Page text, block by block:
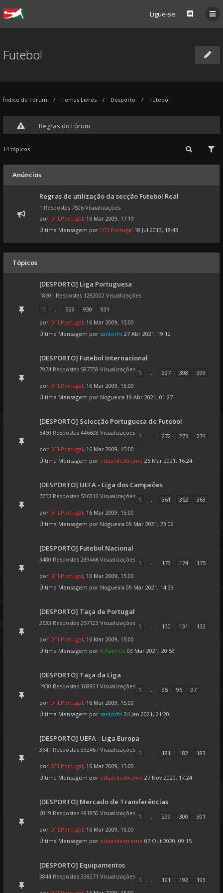
Ligue-se
Futebol
Índice do Fórum Temas Livres Desporto Futebol
Regras do Fórum
14 tópicos
Anúncios
Regras de utilização da secção Futebol Real
1 Respostas 7506 Visualizações
por DTLPortugal, 16 Mar 2009, 17:19
Última Mensagem por DTLPortugal 18 Jul 2013, 18:43
Tópicos
[DESPORTO] Liga Portuguesa
18601 Respostas 1282002 Visualizações
1
... 929 930
931
por DTLPortugal, 16 Mar 2009, 15:00
Última Mensagem por santorfo 27 Abr 2021, 19:12
[DESPORTO] Futebol Internacional
7974 Respostas 587759 Visualizações 1 ... 397 398
399
por DTLPortugal, 16 Mar 2009, 15:00
Última Mensagem por Nogueira 19 Abr 2021, 01:27
[DESPORTO] Selecção Portuguesa de Futebol
5460 Respostas 446608 Visualizações 1 ... 272 273
274
por DTLPortugal, 16 Mar 2009, 15:00
Última Mensagem por eduardextreme 25 Mar 2021, 16:24
[DESPORTO] UEFA - Liga dos Campeões
7253 Respostas 536312 Visualizações 1 ... 361 362
363
por DTLPortugal, 16 Mar 2009, 15:00
Última Mensagem por Nogueira 09 Mar 2021, 23:09
[DESPORTO] Futebol Nacional
3480 Respostas 289466 Visualizações 1 ... 173 174
175
por DTLPortugal, 16 Mar 2009, 15:00
Última Mensagem por Nogueira 09 Mar 2021, 14:39
[DESPORTO] Taça de Portugal
2633 Respostas 257123 Visualizações 1 ... 130 131
132
por DTLPortugal, 16 Mar 2009, 15:00
Última Mensagem por R.Patricio 03 Mar 2021, 20:53
[DESPORTO] Taça da Liga
1930 Respostas 168821 Visualizações 1 ... 95 96
97
por DTLPortugal, 16 Mar 2009, 15:00
Última Mensagem por santorfo 24 Jan 2021, 21:20
[DESPORTO] UEFA - Liga Europa
3641 Respostas 332467 Visualizações 1 ... 181 182
183
por DTLPortugal, 16 Mar 2009, 15:00
Última Mensagem por eduardextreme 27 Nov 2020, 17:24
[DESPORTO] Mercado de Transferências
6019 Respostas 481950 Visualizações 1 ... 299 300
301
por DTLPortugal, 16 Mar 2009, 15:00
Última Mensagem por eduardextreme 07 Out 2020, 09:15
[DESPORTO] Equipamentos
3844 Respostas 338271 Visualizações 1 ... 191 192
193